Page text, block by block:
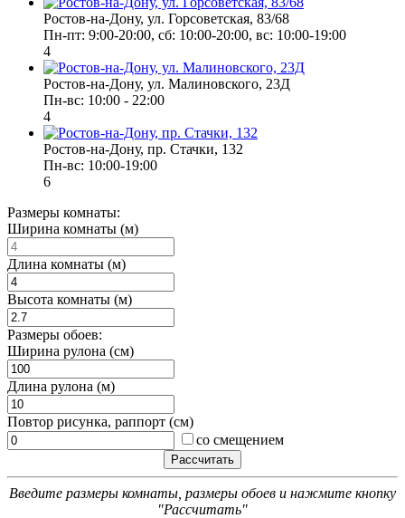
Ростов-на-Дону, ул. Горсоветская, 83/68
Пн-пт: 9:00-20:00, сб: 10:00-20:00, вс: 10:00-19:00
4
Ростов-на-Дону, ул. Малиновского, 23Д
Пн-вс: 10:00 - 22:00
4
Ростов-на-Дону, пр. Стачки, 132
Пн-вс: 10:00-19:00
6
Размеры комнаты:
Ширина комнаты (м)
Длина комнаты (м)
Высота комнаты (м)
Размеры обоев:
Ширина рулона (см)
Длина рулона (м)
Повтор рисунка, раппорт (см)
со смещением
Введите размеры комнаты, размеры обоев и нажмите кнопку
"Рассчитать"